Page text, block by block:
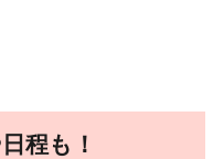
程も！